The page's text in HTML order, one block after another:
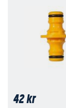
42 kr